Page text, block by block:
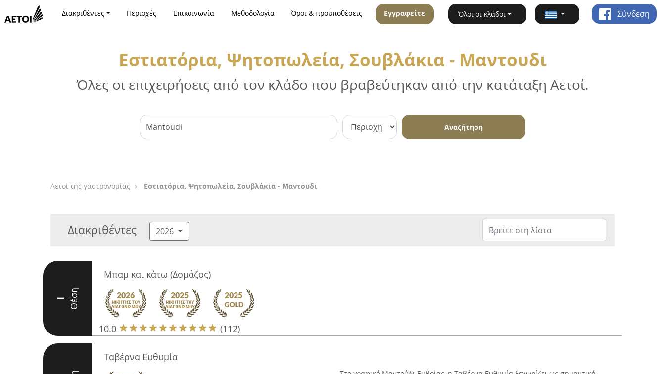
Διακριθέντες Περιοχές Επικοινωνία Μεθοδολογία Όροι & προϋποθέσεις Εγγραφείτε Όλοι οι κλάδοι Σύνδεση
Εστιατόρια, Ψητοπωλεία, Σουβλάκια - Μαντουδι
Όλες οι επιχειρήσεις από τον κλάδο που βραβεύτηκαν από την κατάταξη Αετοί.
Αναζήτηση
Αετοί της γαστρονομίας Εστιατόρια, Ψητοπωλεία, Σουβλάκια - Μαντουδι
Διακριθέντες 2026
I Θέση
Μπαμ και κάτω (Δομάζος)
10.0 (112)
Ταβέρνα Ευθυμία